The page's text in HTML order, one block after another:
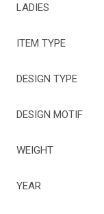
LADIES
ITEM TYPE
DESIGN TYPE
DESIGN MOTIF
WEIGHT
YEAR